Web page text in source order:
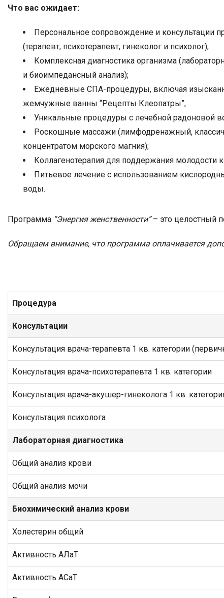
Что вас ожидает:
Персональное сопровождение и консультации
(терапевт, психотерапевт, гинеколог и психолог);
Комплексная диагностика организма
и биоимпедансный анализ);
Ежедневные СПА-процедуры, включая
жемчужные ванны “Рецепты Клеопатры”;
Уникальные процедуры с лечебной радоновой
Роскошные массажи (лимфодренажный,
концентратом морского магния);
Коллагенотерапия для поддержания молодости
Питьевое лечение с использованием
воды.
Программа “Энергия женственности”– это целостный
Обращаем внимание, что программа оплачивается
Процедура
Консультации
Консультация врача-терапевта 1 кв. категории
Консультация врача-психотерапевта 1 кв. категории
Консультация врача-акушер-гинеколога 1 кв.
Консультация психолога
Лабораторная диагностика
Общий анализ крови
Общий анализ мочи
Биохимический анализ крови
Холестерин общий
Активность АЛаТ
Активность АСаТ